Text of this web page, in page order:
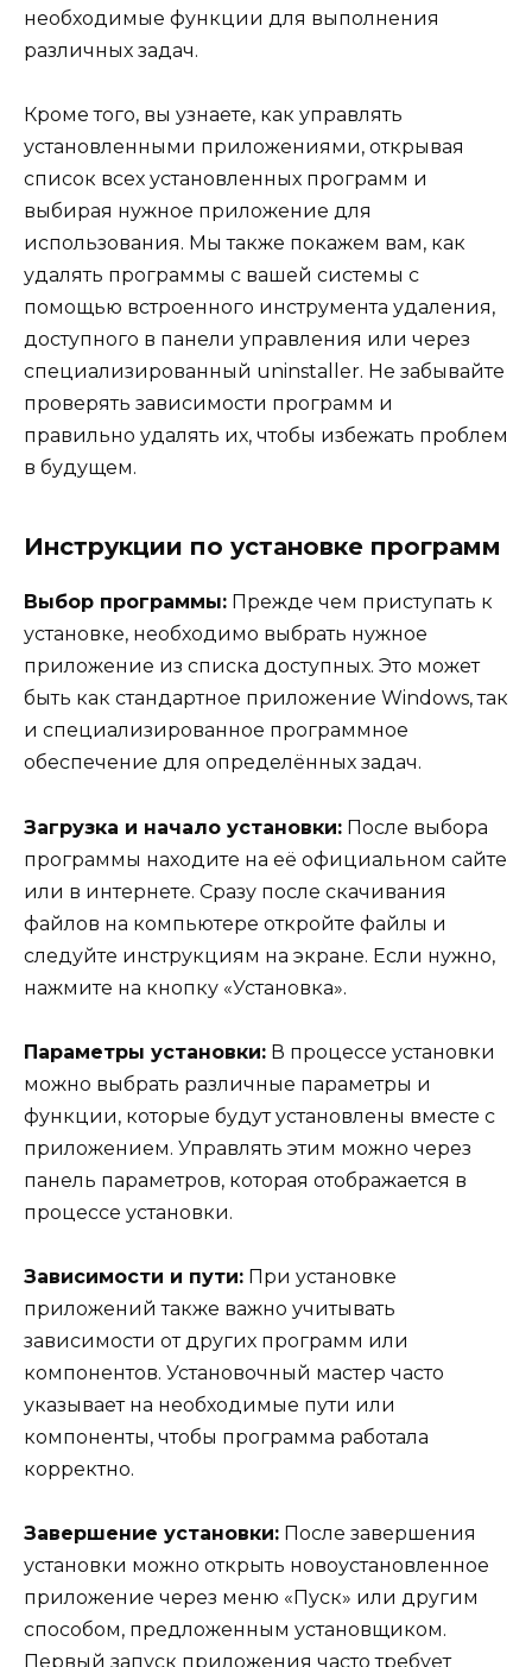
необходимые функции для выполнения
различных задач.
Кроме того, вы узнаете, как управлять
установленными приложениями, открывая
список всех установленных программ и
выбирая нужное приложение для
использования. Мы также покажем вам, как
удалять программы с вашей системы с
помощью встроенного инструмента удаления,
доступного в панели управления или через
специализированный uninstaller. Не забывайте
проверять зависимости программ и
правильно удалять их, чтобы избежать проблем
в будущем.
Инструкции по установке программ
Выбор программы: Прежде чем приступать к
установке, необходимо выбрать нужное
приложение из списка доступных. Это может
быть как стандартное приложение Windows, так
и специализированное программное
обеспечение для определённых задач.
Загрузка и начало установки: После выбора
программы находите на её официальном сайте
или в интернете. Сразу после скачивания
файлов на компьютере откройте файлы и
следуйте инструкциям на экране. Если нужно,
нажмите на кнопку «Установка».
Параметры установки: В процессе установки
можно выбрать различные параметры и
функции, которые будут установлены вместе с
приложением. Управлять этим можно через
панель параметров, которая отображается в
процессе установки.
Зависимости и пути: При установке
приложений также важно учитывать
зависимости от других программ или
компонентов. Установочный мастер часто
указывает на необходимые пути или
компоненты, чтобы программа работала
корректно.
Завершение установки: После завершения
установки можно открыть новоустановленное
приложение через меню «Пуск» или другим
способом, предложенным установщиком.
Первый запуск приложения часто требует